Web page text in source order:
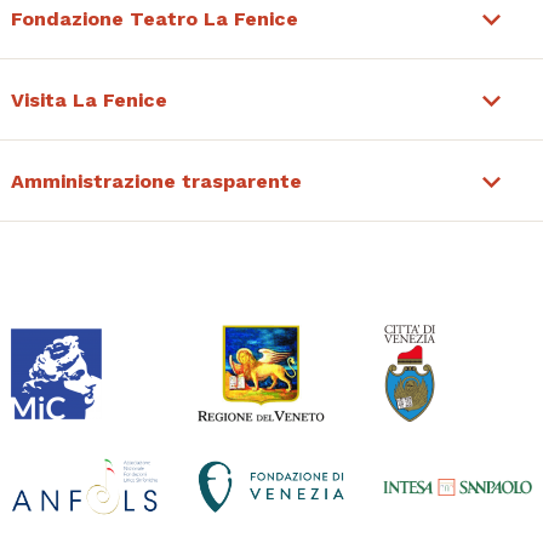
Fondazione Teatro La Fenice
Visita La Fenice
Amministrazione trasparente